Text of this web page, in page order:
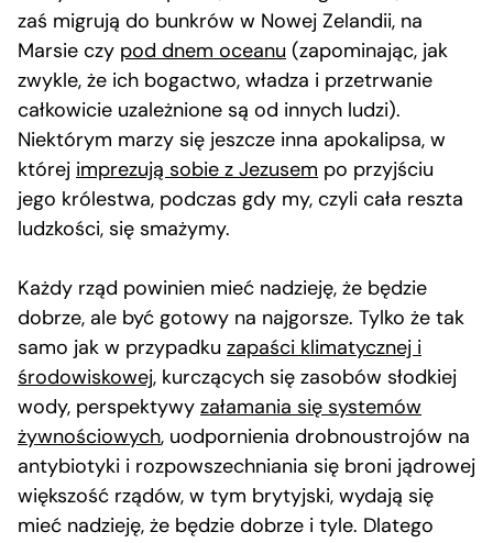
zaś migrują do bunkrów w Nowej Zelandii, na
Marsie czy pod dnem oceanu (zapominając, jak
zwykle, że ich bogactwo, władza i przetrwanie
całkowicie uzależnione są od innych ludzi).
Niektórym marzy się jeszcze inna apokalipsa, w
której imprezują sobie z Jezusem po przyjściu
jego królestwa, podczas gdy my, czyli cała reszta
ludzkości, się smażymy.
Każdy rząd powinien mieć nadzieję, że będzie
dobrze, ale być gotowy na najgorsze. Tylko że tak
samo jak w przypadku zapaści klimatycznej i
środowiskowej, kurczących się zasobów słodkiej
wody, perspektywy załamania się systemów
żywnościowych, uodpornienia drobnoustrojów na
antybiotyki i rozpowszechniania się broni jądrowej
większość rządów, w tym brytyjski, wydają się
mieć nadzieję, że będzie dobrze i tyle. Dlatego